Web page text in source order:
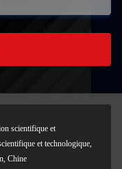
scientifique et
et technologique,
Chine